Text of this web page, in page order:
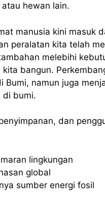
hewan lain.
manusia kini masuk
peralatan kita telah
melebihi
kita bangun.
Bumi, namun juga
di bumi.
dan
lingkungan
global
sumber energi fosil